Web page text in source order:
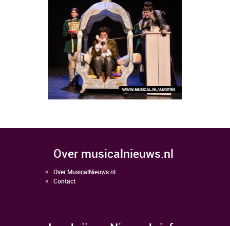
over musicalnieuws.nl
Over MusicalNieuws.nl
Contact